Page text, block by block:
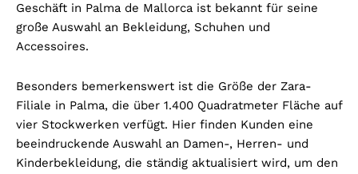
Geschäft in Palma de Mallorca ist bekannt für seine
große Auswahl an Bekleidung, Schuhen und
Accessoires.
Besonders bemerkenswert ist die Größe der Zara-
Filiale in Palma, die über 1.400 Quadratmeter Fläche auf
vier Stockwerken verfügt. Hier finden Kunden eine
beeindruckende Auswahl an Damen-, Herren- und
Kinderbekleidung, die ständig aktualisiert wird, um den